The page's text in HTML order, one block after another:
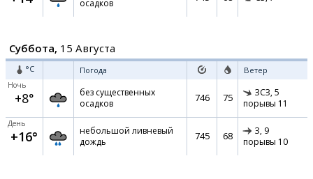
осадков
Суббота, 15 Августа
°C Погода Ветер
Ночь
+8°
без существенных
осадков
746 75 ЗСЗ, 5
порывы 11
День
+16°
небольшой ливневый
дождь
745 68 З, 9
порывы 10